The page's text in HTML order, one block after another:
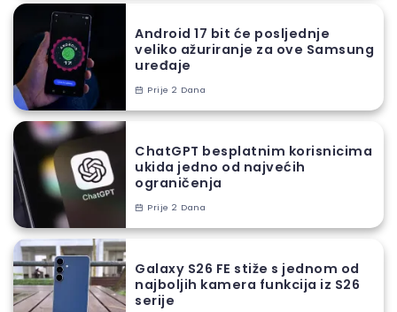
Android 17 bit će posljednje
veliko ažuriranje za ove Samsung
uređaje
Prije 2 Dana
ChatGPT besplatnim korisnicima
ukida jedno od najvećih
ograničenja
Prije 2 Dana
Galaxy S26 FE stiže s jednom od
najboljih kamera funkcija iz S26
serije